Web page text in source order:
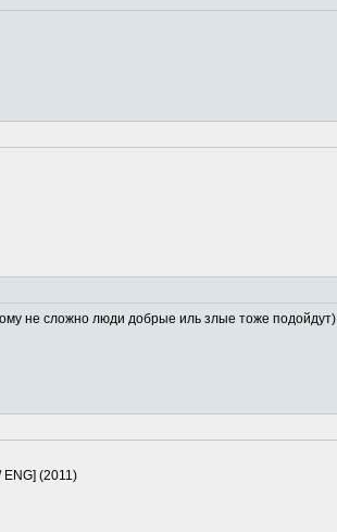
не сложно люди добрые иль злые тоже подойдут)
ENG] (2011)